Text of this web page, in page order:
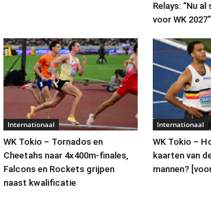
Relays: “Nu
voor WK 2027”
Internationaal
WK Tokio – Tornados en
Cheetahs naar 4x400m-finales,
Falcons en Rockets grijpen
naast kwalificatie
Internationaal
WK Tokio –
kaarten van
mannen?